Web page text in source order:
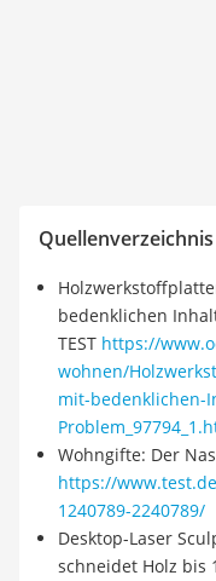
Quellenverzeichnis
bedenklichen
TEST https://
wohnen/
mit-bedenklichen-
Wohngifte: Der
https://
1240789-2240789/
Desktop-Laser
schneidet Holz bis